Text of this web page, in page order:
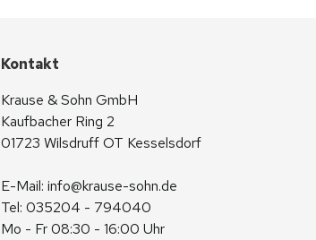
Kontakt
Krause & Sohn GmbH
Kaufbacher Ring 2
01723 Wilsdruff OT Kesselsdorf
E-Mail: info@krause-sohn.de
Tel: 035204 - 794040
Mo - Fr 08:30 - 16:00 Uhr